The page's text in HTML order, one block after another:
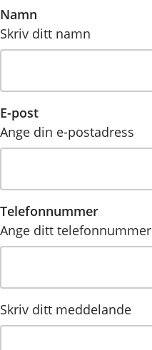
Namn
Skriv ditt namn
E-post
Ange din e-postadress
Telefonnummer
Ange ditt telefonnummer
Skriv ditt meddelande